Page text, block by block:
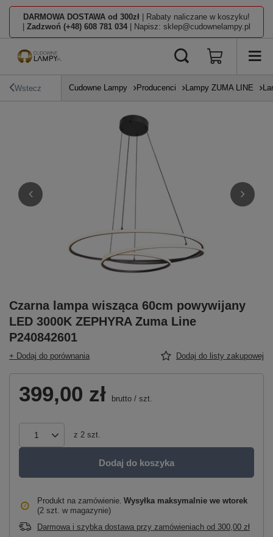
DARMOWA DOSTAWA od 300zł | Rabaty naliczane w koszyku!
Zadzwoń (+48) 608 781 034 | Napisz: sklep@cudownelampy.pl
Wstecz Cudowne Lampy Producenci Lampy ZUMA LINE
Czarna lampa wisząca 60cm powywijany
LED 3000K ZEPHYRA Zuma Line
P240842601
+ Dodaj do porównania Dodaj do listy zakupowej
399,00 zł brutto / szt.
z 2 szt.
Dodaj do koszyka
Produkt na zamówienie Wysyłka maksymalnie we wtorek
(2 szt. w magazynie)
Darmowa i szybka dostawa przy zamówieniach od 300,00 zł